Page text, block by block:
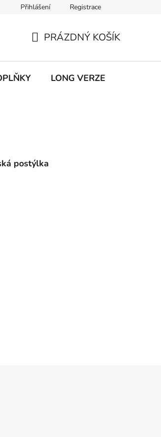
údajůPřihlášení Registrace
KOŠÍK
PRÁZDNÝ KOŠÍK
LONG VERZE
postýlka